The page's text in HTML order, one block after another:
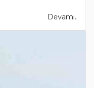
Devamı..